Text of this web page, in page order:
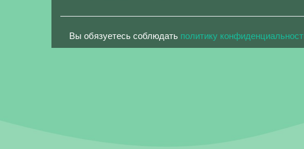
Вы обязуетесь соблюдать политику